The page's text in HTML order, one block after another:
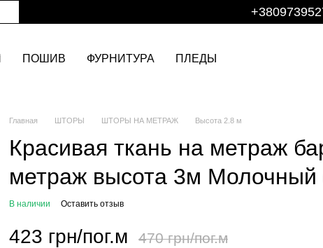
ПОШИВ ФУРНИТУРА ПЛЕДЫ
Главная ШТОРЫ ШТОРЫ НА МЕТРАЖ Высота 2.8 м
Красивая ткань на метраж
метраж высота 3м Молочный
В наличии Оставить отзыв
423 грн/пог.м 470 грн/пог.м